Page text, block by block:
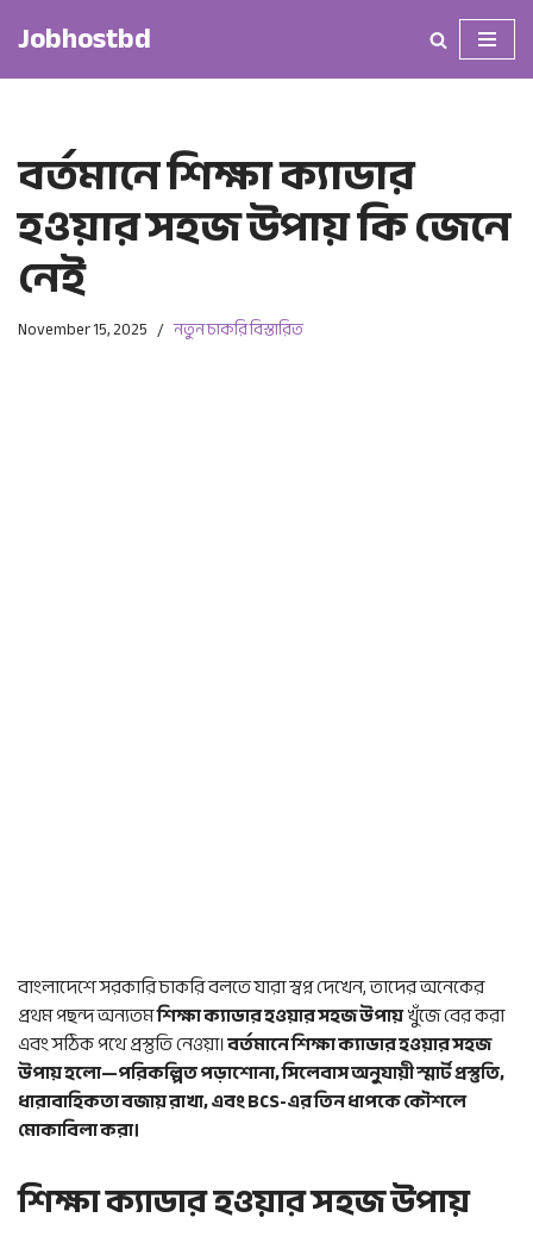
Jobhostbd
বর্তমানে শিক্ষা ক্যাডার
হওয়ার সহজ উপায় কি জেনে
নেই
November 15, 2025 নতুন চাকরি বিস্তারিত
বাংলাদেশে সরকারি চাকরি বলতে যারা স্বপ্ন দেখেন, তাদের অনেকের
প্রথম পছন্দ অন্যতমশিক্ষা ক্যাডার হওয়ার সহজ উপায়খুঁজে বের করা
এবং সঠিক পথে প্রস্তুতি নেওয়া।বর্তমানে শিক্ষা ক্যাডার হওয়ার সহজ
উপায় হলো—পরিকল্পিত পড়াশোনা, সিলেবাস অনুযায়ী স্মার্ট প্রস্তুতি,
ধারাবাহিকতা বজায় রাখা, এবং BCS-এর তিন ধাপকে কৌশলে
মোকাবিলা করা।
শিক্ষা ক্যাডার হওয়ার সহজ উপায়